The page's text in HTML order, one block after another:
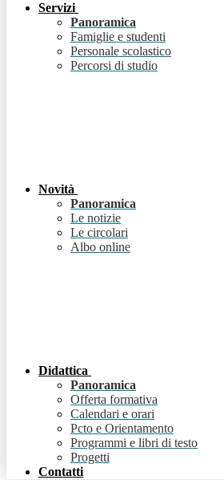
Servizi
Panoramica
Famiglie e studenti
Personale scolastico
Percorsi di studio
Novità
Panoramica
Le notizie
Le circolari
Albo online
Didattica
Panoramica
Offerta formativa
Calendari e orari
Pcto e Orientamento
Programmi e libri di testo
Progetti
Contatti